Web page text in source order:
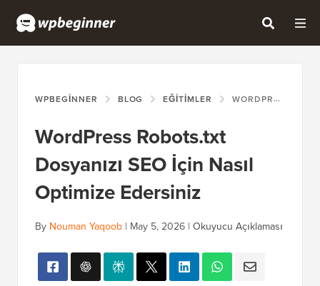
WPBEGINNER BLOG EĞITIMLER WORDPRESS ROBOTS.TXT DOSYANIZI SEO İÇIN NASIL OPTIMIZE EDERSINIZ
WordPress Robots.txt
Dosyanızı SEO İçin Nasıl
Optimize Edersiniz
By Nouman Yaqoob | May 5, 2026 | Okuyucu Açıklaması